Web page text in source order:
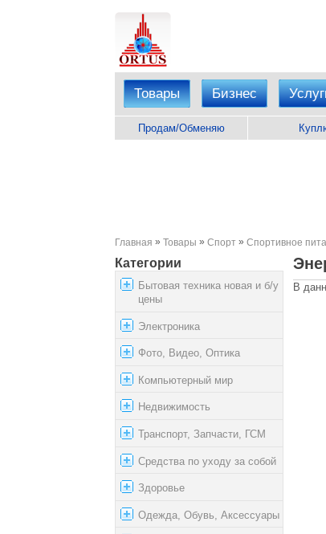
Товары Бизнес
Продам/Обменяю
Главная » Товары » Спорт » Спортивное
Категории
Бытовая техника новая и б/у
цены
Электроника
Фото, Видео, Оптика
Компьютерный мир
Недвижимость
Транспорт, Запчасти, ГСМ
Средства по уходу за собой
Здоровье
Одежда, Обувь, Аксессуары
В